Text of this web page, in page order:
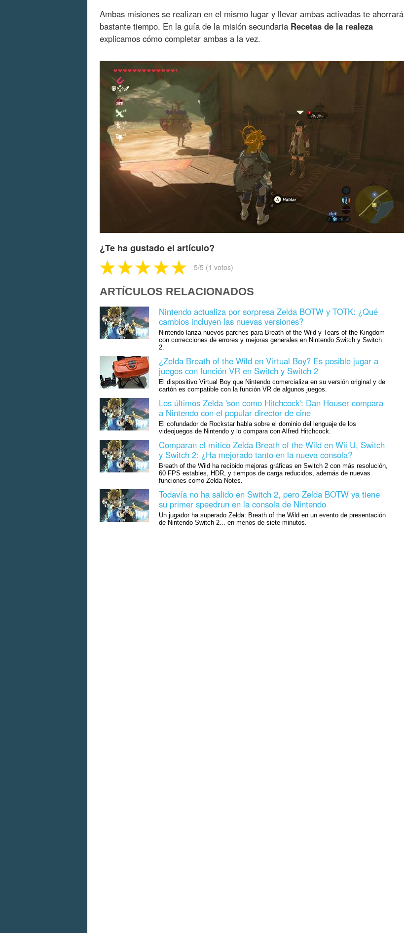
Ambas misiones se realizan en el mismo lugar y llevar ambas activadas te ahorrará
bastante tiempo. En la guía de la misión secundaria Recetas de la realeza
explicamos cómo completar ambas a la vez.
¿Te ha gustado el artículo?
5/5 (1 votos)
ARTÍCULOS RELACIONADOS
Nintendo actualiza por sorpresa Zelda BOTW y TOTK: ¿Qué
cambios incluyen las nuevas versiones?
Nintendo lanza nuevos parches para Breath of the Wild y Tears of the Kingdom
con correcciones de errores y mejoras generales en Nintendo Switch y Switch
2.
¿Zelda Breath of the Wild en Virtual Boy? Es posible jugar a
juegos con función VR en Switch y Switch 2
El dispositivo Virtual Boy que Nintendo comercializa en su versión original y de
cartón es compatible con la función VR de algunos juegos.
Los últimos Zelda 'son como Hitchcock': Dan Houser compara
a Nintendo con el popular director de cine
El cofundador de Rockstar habla sobre el dominio del lenguaje de los
videojuegos de Nintendo y lo compara con Alfred Hitchcock.
Comparan el mítico Zelda Breath of the Wild en Wii U, Switch
y Switch 2: ¿Ha mejorado tanto en la nueva consola?
Breath of the Wild ha recibido mejoras gráficas en Switch 2 con más resolución,
60 FPS estables, HDR, y tiempos de carga reducidos, además de nuevas
funciones como Zelda Notes.
Todavía no ha salido en Switch 2, pero Zelda BOTW ya tiene
su primer speedrun en la consola de Nintendo
Un jugador ha superado Zelda: Breath of the Wild en un evento de presentación
de Nintendo Switch 2... en menos de siete minutos.